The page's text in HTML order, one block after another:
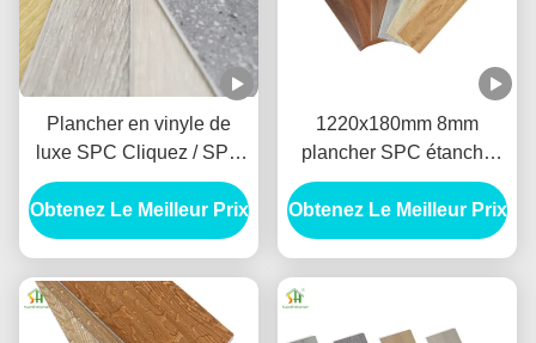
Plancher en vinyle de
luxe SPC Cliquez / SPC
plancher en vinyle de
luxe à noyau rigide pour
bureau
Obtenez Le Meilleur Prix
1220x180mm 8mm
plancher SPC étanche
SPC vinyle Cliquez sur le
sol Pour le salon
chambre à coucher
Obtenez Le Meilleur Prix